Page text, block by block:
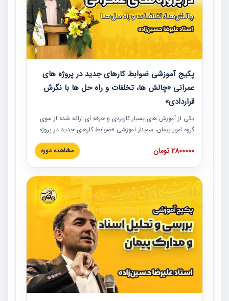
پکیج آموزشی ضوابط کارهای جدید در پروژه های
عمرانی «چالش ها، تخلفات و راه حل ها با نگرش
قراردادی»
یکی از آموزش‏‏‏‏‏‏ های بسیار کاربردی و حرفه‏ ای ارائه شده از سوی
گروه امور پیمان، سمینار آموزشی «ضوابط کارهای جدید در پروژه
های عمرانی» چالش ها، تخلفات و راه حل ها با نگرش قراردادی
است که در محل سندیکای شرکت های ساختمانی کشور ارائه شد.
مدارک پیمان به همراه تجربیات عملی ارائه شده است.
2800000 تومان مشاهده دوره